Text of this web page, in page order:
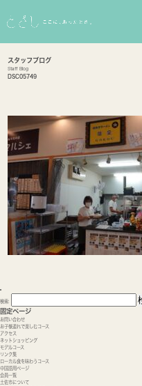
スタッフブログ
Staff Blog
DSC05749
検索:
固定ページ
お問い合わせ
お子様連れで楽しむコース
アクセス
ネットショッピング
モデルコース
リンク集
ローカル食を味わうコース
中国語用ページ
会員一覧
土佐市について